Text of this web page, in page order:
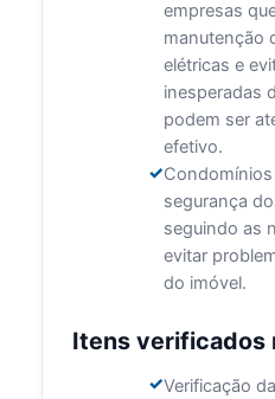
empresas
manutenção
elétricas e
inesperadas
podem ser
efetivo.
segurança
seguindo as
evitar
do imóvel.
Itens verificados
Verificação